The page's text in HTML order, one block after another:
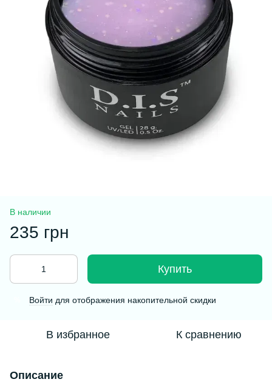
В наличии
235 грн
Купить
Войти для отображения накопительной скидки
В избранное К сравнению
Описание